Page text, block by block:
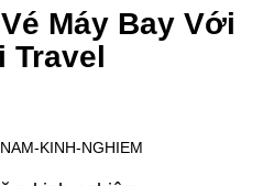
Máy Bay Với
Travel